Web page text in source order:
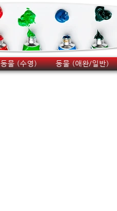
동물 (수영) 동물 (애완/일반)